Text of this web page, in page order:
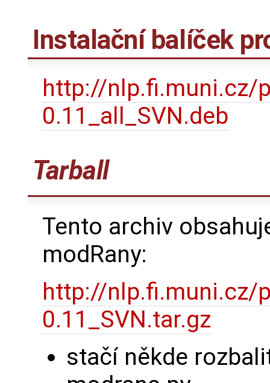
Instalační balíček
http://nlp.fi.muni.cz/
0.11_all_SVN.deb
Tarball
Tento archiv
modRany:
http://nlp.fi.muni.cz/
0.11_SVN.tar.gz
stačí někde